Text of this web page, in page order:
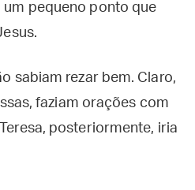
um pequeno ponto que
sabiam rezar bem. Claro,
faziam orações com
posteriormente, iria